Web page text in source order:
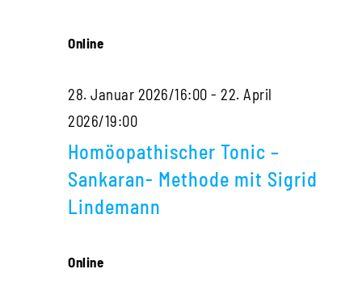
Online
Homöopathischer Tonic –
Sankaran- Methode mit Sigrid
Lindemann
28. Januar 2026/16:00 - 22. April
2026/19:00
Online